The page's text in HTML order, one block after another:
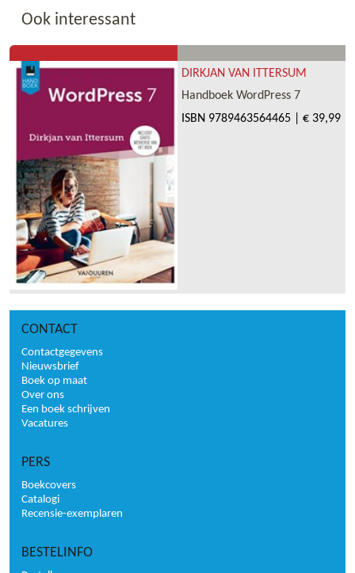
Ook interessant
DIRKJAN VAN ITTERSUM
Handboek WordPress 7
ISBN 9789463564465 € 39,99
CONTACT
Contactgegevens
Nieuwsbrief
Boek op maat
Over ons
Een boek schrijven
Vacatures
PERS
Boekcovers
Catalogi
Recensie-exemplaren
BESTELINFO